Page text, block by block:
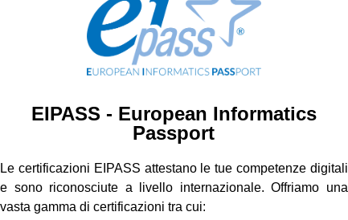
EIPASS - European Informatics
Passport
Le certificazioni EIPASS attestano le tue competenze digitali
e sono riconosciute a livello internazionale. Offriamo una
vasta gamma di certificazioni tra cui: